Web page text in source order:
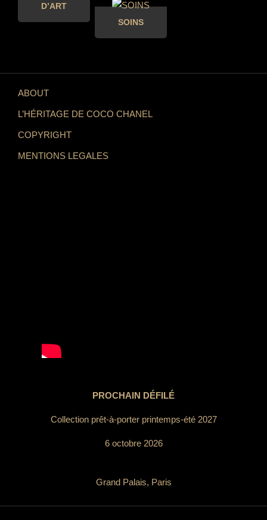
D’ART
SOINS
ABOUT
L’HÉRITAGE DE COCO CHANEL
COPYRIGHT
MENTIONS LEGALES
PROCHAIN DÉFILÉ
Collection prêt-à-porter printemps-été 2027
6 octobre 2026
Grand Palais, Paris